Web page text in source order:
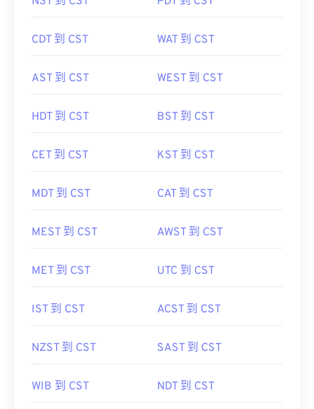
CDT 到 CST WAT 到 CST
AST 到 CST WEST 到 CST
HDT 到 CST BST 到 CST
CET 到 CST KST 到 CST
MDT 到 CST CAT 到 CST
MEST 到 CST AWST 到 CST
MET 到 CST UTC 到 CST
IST 到 CST ACST 到 CST
NZST 到 CST SAST 到 CST
WIB 到 CST NDT 到 CST